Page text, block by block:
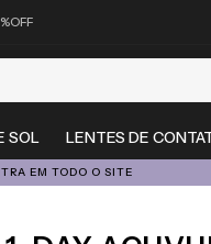
SOL LENTES DE
EM TODO O SITE